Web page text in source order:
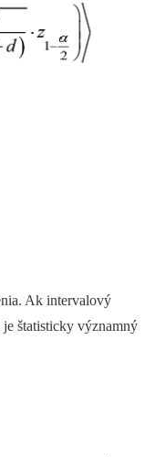
Ak intervalový
štatisticky významný